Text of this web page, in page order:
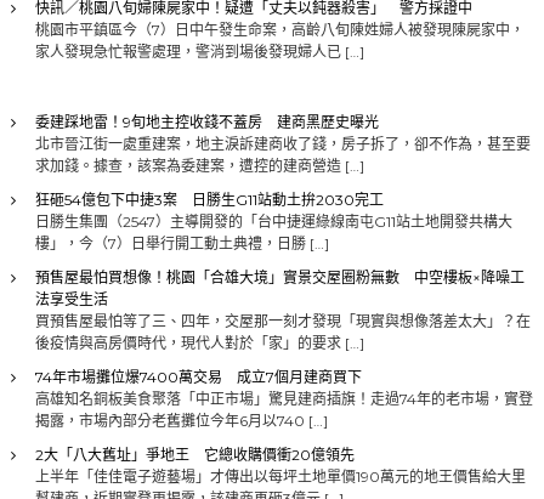
快訊／桃園八旬婦陳屍家中！疑遭「丈夫以鈍器殺害」 警方採證中
桃園市平鎮區今（7）日中午發生命案，高齡八旬陳姓婦人被發現陳屍家中，
家人發現急忙報警處理，警消到場後發現婦人已 […]
委建踩地雷！9旬地主控收錢不蓋房 建商黑歷史曝光
北市晉江街一處重建案，地主淚訴建商收了錢，房子拆了，卻不作為，甚至要
求加錢。據查，該案為委建案，遭控的建商營造 […]
狂砸54億包下中捷3案 日勝生G11站動土拚2030完工
日勝生集團（2547）主導開發的「台中捷運綠線南屯G11站土地開發共構大
樓」，今（7）日舉行開工動土典禮，日勝 […]
預售屋最怕買想像！桃園「合雄大境」實景交屋圈粉無數 中空樓板×降噪工
法享受生活
買預售屋最怕等了三、四年，交屋那一刻才發現「現實與想像落差太大」？在
後疫情與高房價時代，現代人對於「家」的要求 […]
74年市場攤位爆7400萬交易 成立7個月建商買下
高雄知名銅板美食聚落「中正市場」驚見建商插旗！走過74年的老市場，實登
揭露，市場內部分老舊攤位今年6月以740 […]
2大「八大舊址」爭地王 它總收購價衝20億領先
上半年「佳佳電子遊藝場」才傳出以每坪土地單價190萬元的地王價售給大里